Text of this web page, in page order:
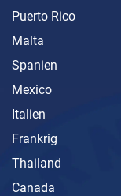
Puerto Rico
Malta
Spanien
Mexico
Italien
Frankrig
Thailand
Canada